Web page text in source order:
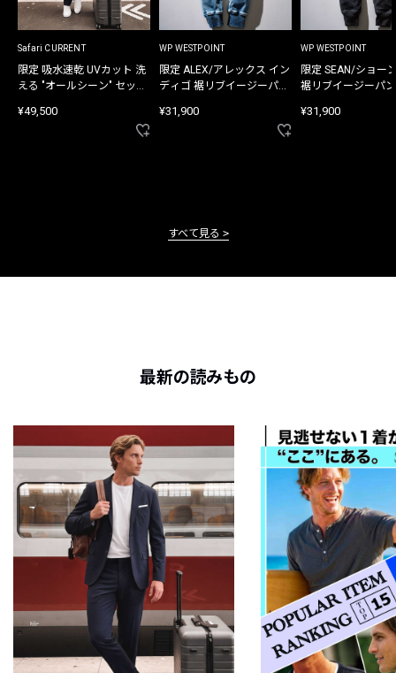
Safari CURRENT
限定 吸水速乾 UVカット 洗
える "オールシーン" セット
¥49,500
WP WESTPOINT
限定 ALEX/アレックス イン
ディゴ 裾リブイージーパン
¥31,900
WP WESTPOINT
限定 SEAN/ショー
裾リブイージーパ
¥31,900
すべて見る
最新の読みもの